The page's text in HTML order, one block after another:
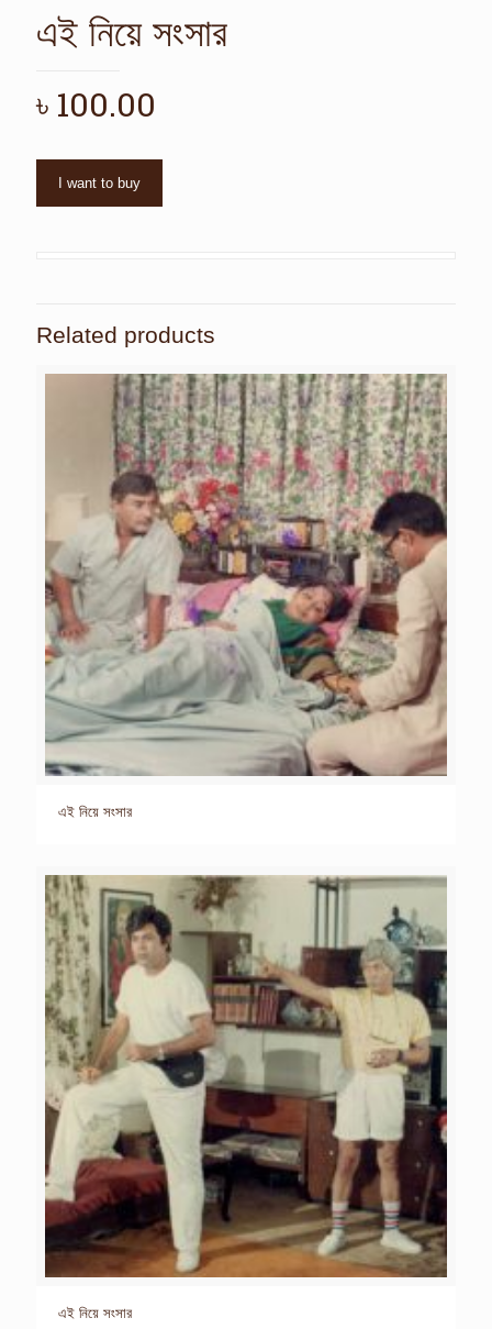
এই নিয়ে সংসার
৳ 100.00
I want to buy
Related products
এই নিয়ে সংসার
এই নিয়ে সংসার